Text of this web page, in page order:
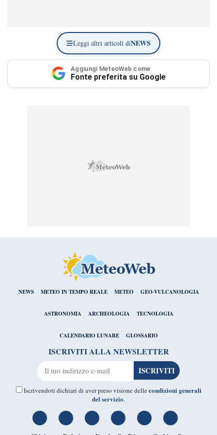
Leggi altri articoli diNEWS
Aggiungi MeteoWeb come
Fonte preferita su Google
NEWS METEO IN TEMPO REALE METEO GEO-VULCANOLOGIA
ASTRONOMIA ARCHEOLOGIA TECNOLOGIA
CALENDARIO LUNARE GLOSSARIO
ISCRIVITI ALLA NEWSLETTER
Iscrivendoti dichiari di aver preso visione dellecondizioni generali
del servizio.